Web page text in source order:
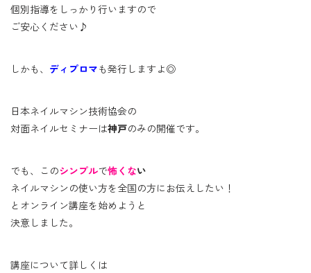
個別指導をしっかり行いますので
ご安心ください♪
しかも、 ディプロマも発行しますよ◎
日本ネイルマシン技術協会の
対面ネイルセミナーは神戸のみの開催です。
でも、このシンプルで怖くない
ネイルマシンの使い方を全国の方にお伝えしたい！
とオンライン講座を始めようと
決意しました。
講座について詳しくは